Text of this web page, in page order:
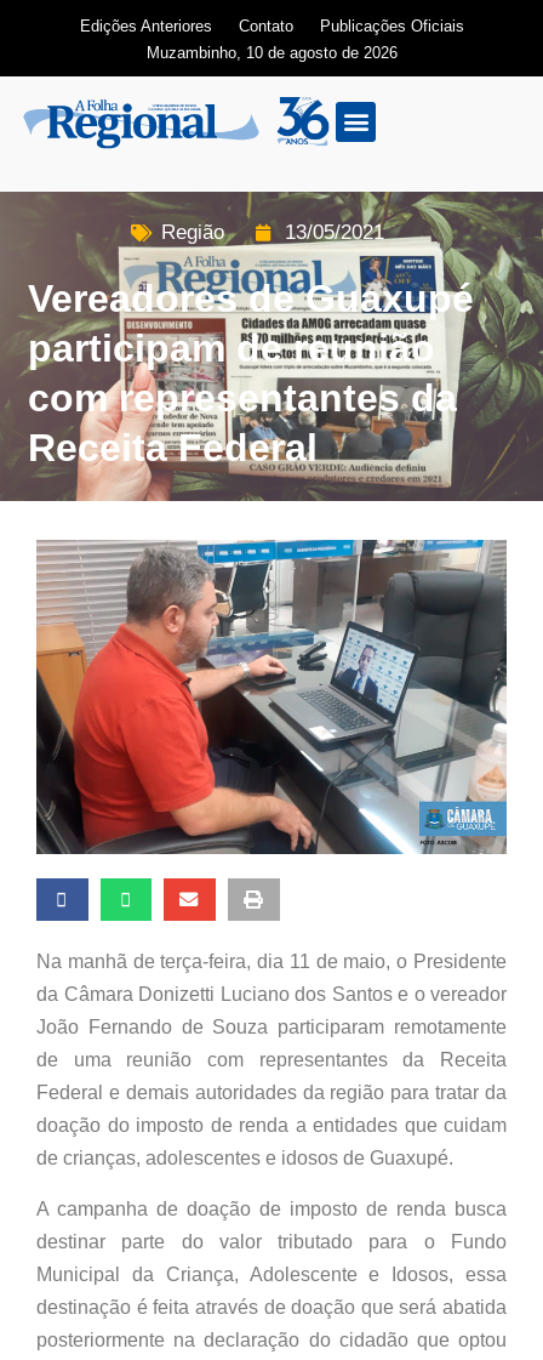
Edições Anteriores Contato
Publicações Oficiais
Muzambinho, 10 de agosto de 2026
Região 13/05/2021
Vereadores de Guaxupé
participam de reunião
com representantes da
Receita Federal
Na manhã de terça-feira, dia 11 de maio, o Presidente
da Câmara Donizetti Luciano dos Santos e o vereador
João Fernando de Souza participaram remotamente
de uma reunião com representantes da Receita
Federal e demais autoridades da região para tratar da
doação do imposto de renda a entidades que cuidam
de crianças, adolescentes e idosos de Guaxupé.
A campanha de doação de imposto de renda busca
destinar parte do valor tributado para o Fundo
Municipal da Criança, Adolescente e Idosos, essa
destinação é feita através de doação que será abatida
posteriormente na declaração do cidadão que optou